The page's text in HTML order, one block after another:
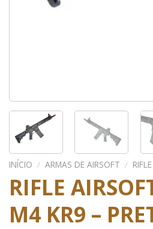
INÍCIO / ARMAS DE AIRSOFT /
RIFLE
M4 KR9 –